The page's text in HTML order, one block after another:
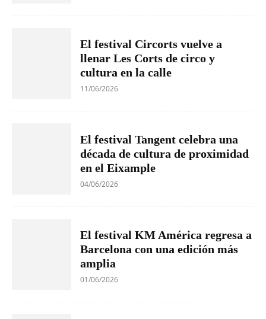
El festival Circorts vuelve a
llenar Les Corts de circo y
cultura en la calle
11/06/2026
El festival Tangent celebra una
década de cultura de proximidad
en el Eixample
04/06/2026
El festival KM América regresa a
Barcelona con una edición más
amplia
01/06/2026